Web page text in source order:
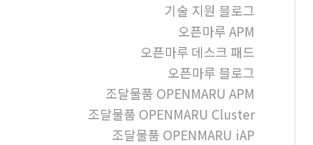
기술 지원 블로그
오픈마루 APM
오픈마루 데스크 패드
오픈마루 블로그
조달물품 OPENMARU APM
조달물품 OPENMARU Cluster
조달물품 OPENMARU iAP